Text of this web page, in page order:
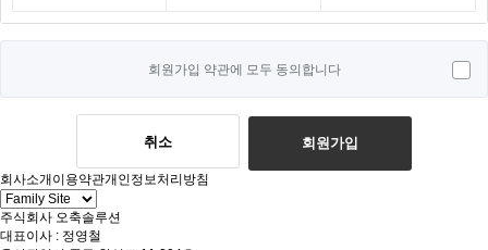
회원가입 약관에 모두 동의합니다
취소 회원가입
회사소개이용약관개인정보처리방침
주식회사 오축솔루션
대표이사 : 정영철